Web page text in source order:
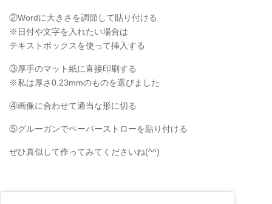
②Wordに大きさを調節して貼り付ける
※日付や文字を入れたい場合は
テキストボックスを使って挿入する
③厚手のマット紙に直接印刷する
※私は厚さ0.23mmのものを選びました
④画像に合わせて適当な形に切る
⑤グルーガンでペーパーストローを貼り付ける
ぜひ真似して作ってみてくださいね(^^)